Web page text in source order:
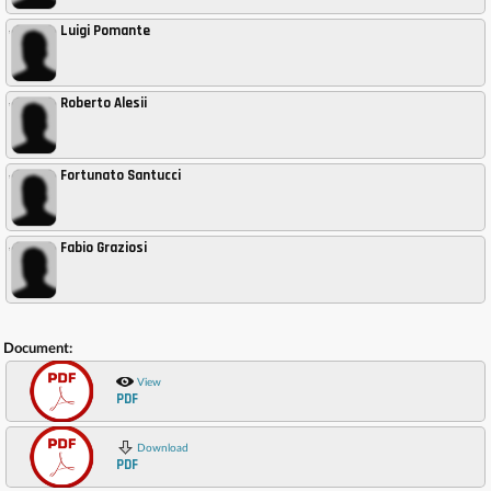
, Luigi Pomante
, Roberto Alesii
, Fortunato Santucci
, Fabio Graziosi
Document:
View
PDF
Download
PDF